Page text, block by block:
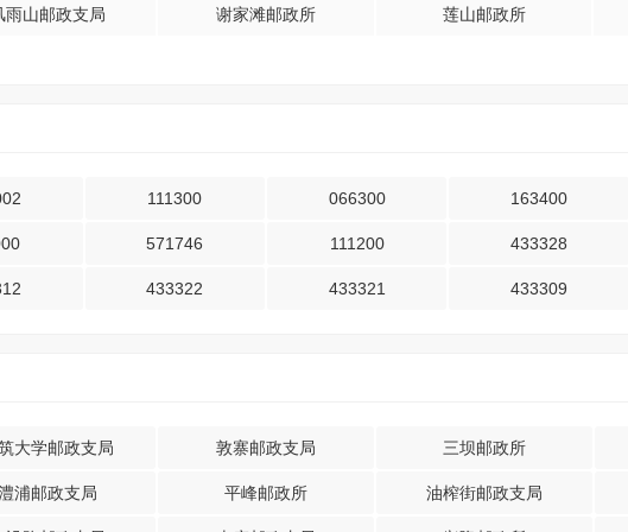
雨山邮政支局 谢家滩邮政所 莲山邮政所
111300 066300 163400
571746 111200 433328
433322 433321 433309
大学邮政支局 敦寨邮政支局 三坝邮政所
浦邮政支局 平峰邮政所 油榨街邮政支局